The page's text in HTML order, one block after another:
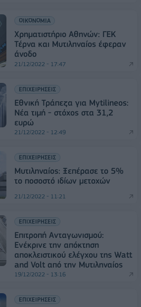
ΟΙΚΟΝΟΜΙΑ
Χρηματιστήριο Αθηνών: ΓΕΚ
Τέρνα και Μυτιληναίος έφεραν
άνοδο
21/12/2022 - 17:47
ΕΠΙΧΕΙΡΗΣΕΙΣ
Εθνική Τράπεζα για Mytilineos:
Νέα τιμή - στόχος στα 31,2
ευρώ
21/12/2022 - 12:49
ΕΠΙΧΕΙΡΗΣΕΙΣ
Μυτιληναίος: Ξεπέρασε το 5%
το ποσοστό ιδίων μετοχών
21/12/2022 - 11:21
ΕΠΙΧΕΙΡΗΣΕΙΣ
Επιτροπή Ανταγωνισμού:
Ενέκρινε την απόκτηση
αποκλειστικού ελέγχου της Watt
and Volt από την Μυτιληναίος
19/12/2022 - 13:16
ΕΠΙΧΕΙΡΗΣΕΙΣ